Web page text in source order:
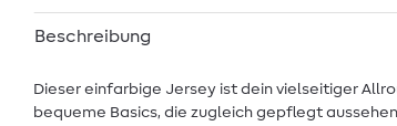
Beschreibung
Dieser einfarbige Jersey ist dein vielseitiger
bequeme Basics, die zugleich gepflegt